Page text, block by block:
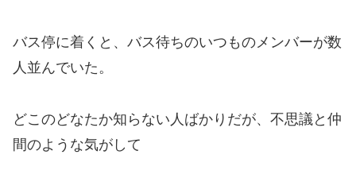
バス停に着くと、バス待ちのいつものメンバーが数
人並んでいた。
どこのどなたか知らない人ばかりだが、不思議と仲
間のような気がして